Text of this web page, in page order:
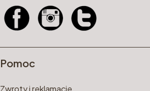
Linki w stopce
Pomoc
Zwroty i reklamacje